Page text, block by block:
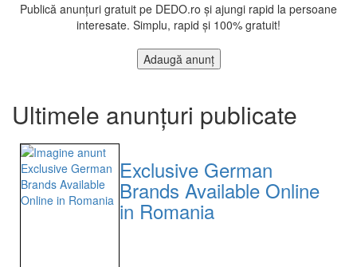
Publică anunțuri gratuit pe DEDO.ro și ajungi rapid la persoane
interesate. Simplu, rapid și 100% gratuit!
Adaugă anunț
Ultimele anunțuri publicate
Exclusive German
Brands Available Online
in Romania